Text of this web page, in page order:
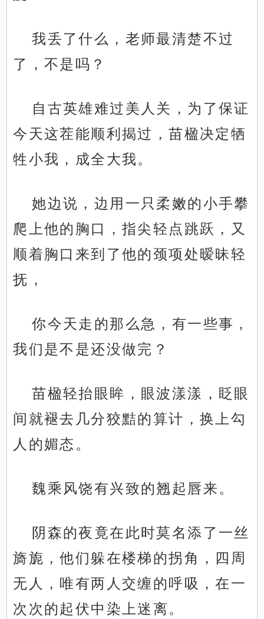
我丢了什么，老师最清楚不过
了，不是吗？
自古英雄难过美人关，为了保证
今天这茬能顺利揭过，苗楹决定牺
牲小我，成全大我。
她边说，边用一只柔嫩的小手攀
爬上他的胸口，指尖轻点跳跃，又
顺着胸口来到了他的颈项处暧昧轻
抚，
你今天走的那么急，有一些事，
我们是不是还没做完？
苗楹轻抬眼眸，眼波漾漾，眨眼
间就褪去几分狡黠的算计，换上勾
人的媚态。
魏乘风饶有兴致的翘起唇来。
阴森的夜竟在此时莫名添了一丝
旖旎，他们躲在楼梯的拐角，四周
无人，唯有两人交缠的呼吸，在一
次次的起伏中染上迷离。